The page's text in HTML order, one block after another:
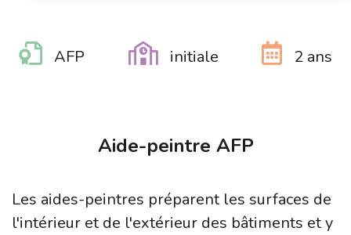
AFP initiale 2 ans
Aide-peintre AFP
Les aides-peintres préparent les surfaces de
l'intérieur et de l'extérieur des bâtiments et y